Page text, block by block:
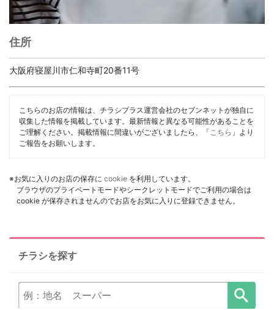
住所
大阪府寝屋川市仁和寺町20番11号
こちらのお店の情報は、チラシプラス運営会社のセブンネットが独自に
収集した情報を掲載しています。最新情報と異なる可能性があることを
ご理解ください。掲載情報に間違いがございましたら、「 こちら 」より
ご報告をお願いします。
※お気に入りのお店の保存に cookie を利用しています。
ブラウザのプライベートモードやシークレットモードでご利用の場合は
cookie が保存されませんのでお店をお気に入りに登録できません。
チラシを探す